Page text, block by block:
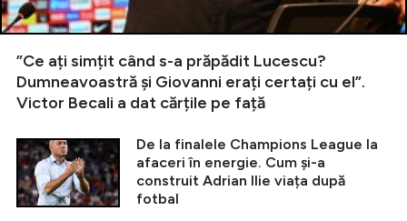
”Ce ați simțit când s-a prăpădit Lucescu?
Dumneavoastră și Giovanni erați certați cu el”.
Victor Becali a dat cărțile pe față
De la finalele Champions League la
afaceri în energie. Cum și-a
construit Adrian Ilie viața după
fotbal